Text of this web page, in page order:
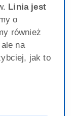
Linia jest
o
również
na
jak to